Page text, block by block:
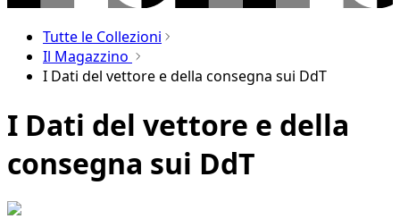
Tutte le Collezioni
Il Magazzino
I Dati del vettore e della consegna sui DdT
I Dati del vettore e della
consegna sui DdT